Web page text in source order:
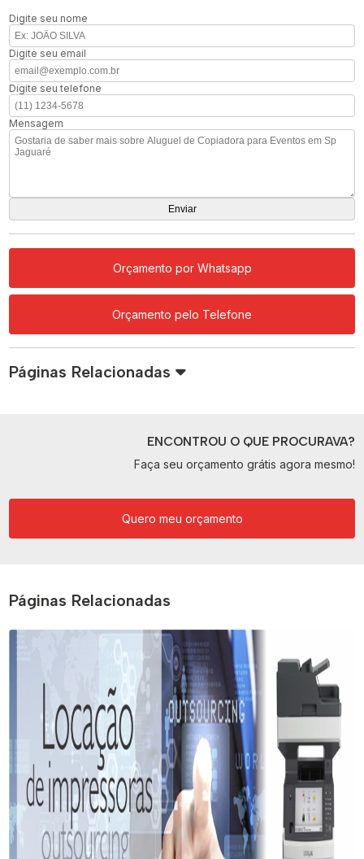
Digite seu nome
Digite seu email
Digite seu telefone
Mensagem
Orçamento por Whatsapp
Orçamento pelo Telefone
Páginas Relacionadas
ENCONTROU O QUE PROCURAVA?
Faça seu orçamento grátis agora mesmo!
Quero meu orçamento
Páginas Relacionadas